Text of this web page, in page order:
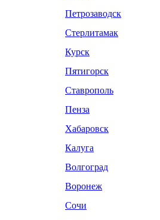
Петрозаводск
Стерлитамак
Курск
Пятигорск
Ставрополь
Пенза
Хабаровск
Калуга
Волгоград
Воронеж
Сочи